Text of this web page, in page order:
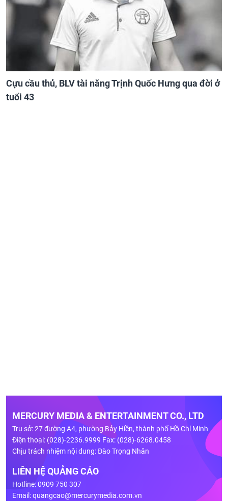
Cựu cầu thủ, BLV tài năng Trịnh Quốc Hưng qua đời ở
tuổi 43
MERCURY MEDIA & ENTERTAINMENT CO., LTD
Trụ sở: 27 đường A4, phường Bảy Hiền, thành phố Hồ Chí Minh
Điện thoại: (028)-2236.9999 Fax: (028)-6268.0458
Chịu trách nhiệm nội dung: Đào Trọng Nhân
LIÊN HỆ QUẢNG CÁO
Hotline: 0909 750 307
Email:quangcao@mercurymedia.com.vn